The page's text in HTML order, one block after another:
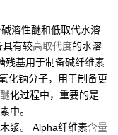
碱溶性醚和低取代水溶
具有较高取代度的水溶
残基用于制备碱纤维素
化钠分子，用于制备更
化过程中，重要的是
中。
浆。 Alpha纤维素含量